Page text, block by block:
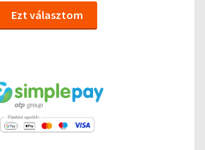
Ezt választom